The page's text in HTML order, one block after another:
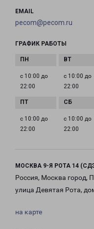
EMAIL
pecom@pecom.ru
ГРАФИК РАБОТЫ
с 10:00 до
22:00
с 10:00 до
22:00
с 10:00 до
22:00
с 10:00 до
22:00
МОСКВА 9-Я РОТА 14
Россия, Москва город,
улица Девятая Рота,
на карте